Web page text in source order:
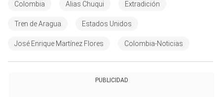
Colombia Alias Chuqui Extradición
Tren de Aragua Estados Unidos
José Enrique Martínez Flores Colombia-Noticias
PUBLICIDAD